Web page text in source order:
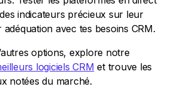
indicateurs précieux sur leur
avec tes besoins CRM.
options, explore notre
logiciels CRM et trouve les
notées du marché.